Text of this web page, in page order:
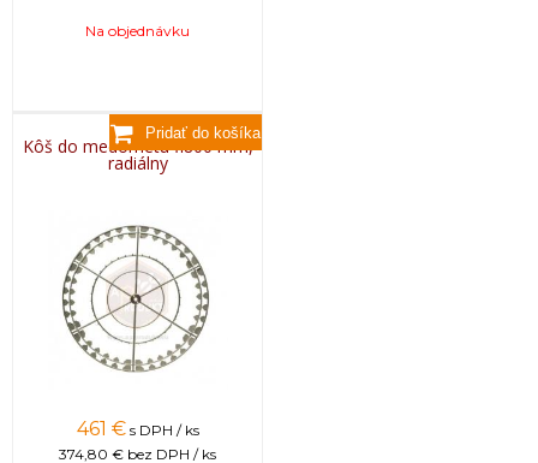
Na objednávku
Kôš do medometu fi800 mm,
radiálny
461 € s DPH / ks
374,80 € bez DPH / ks